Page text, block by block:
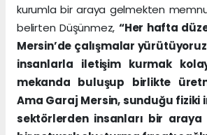
kurumla bir araya gelmekten
belirten Düşünmez, “Her hafta
Mersin’de çalışmalar
insanlarla iletişim kurmak
mekanda buluşup birlikte
Ama Garaj Mersin, sunduğu fiziki
sektörlerden insanları bir